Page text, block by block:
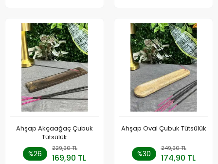
Ahşap Akçaağaç Çubuk
Tütsülük
%26
229,90 TL
169,90 TL
Ahşap Oval Çubuk Tütsülük
%30
249,90 TL
174,90 TL